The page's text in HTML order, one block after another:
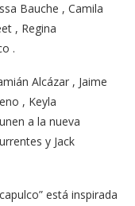
Bauche , Camila
, Regina
.
Alcázar , Jaime
, Keyla
a la nueva
y Jack
está inspirada